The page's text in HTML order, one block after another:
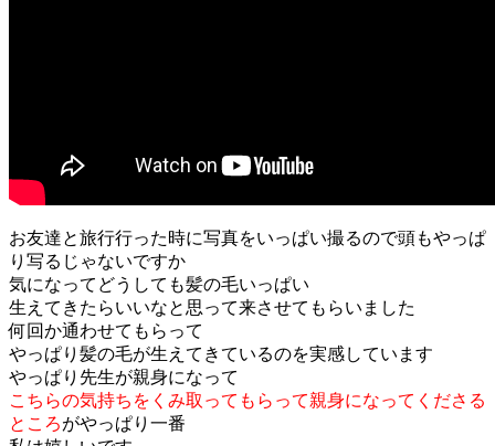
お友達と旅行行った時に写真をいっぱい撮るので頭もやっぱ
り写るじゃないですか
気になってどうしても髪の毛いっぱい
生えてきたらいいなと思って来させてもらいました
何回か通わせてもらって
やっぱり髪の毛が生えてきているのを実感しています
やっぱり先生が親身になって
こちらの気持ちをくみ取ってもらって親身になってくださる
ところがやっぱり一番